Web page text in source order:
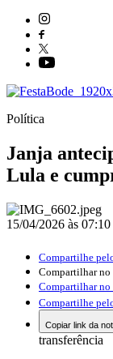
Política
Janja
Lula e
15/04/2026 às 07:10
Compartilhe
Compartilhar no
Compartilhar
Compartilhe
Copiar link da
transferência